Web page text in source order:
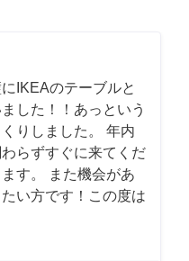
IKEAのテーブルと
した！！あっという
りしました。 年内
らずすぐに来てくだ
す。 また機会があ
い方です！この度は